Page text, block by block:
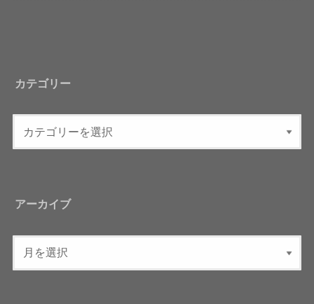
カテゴリー
アーカイブ